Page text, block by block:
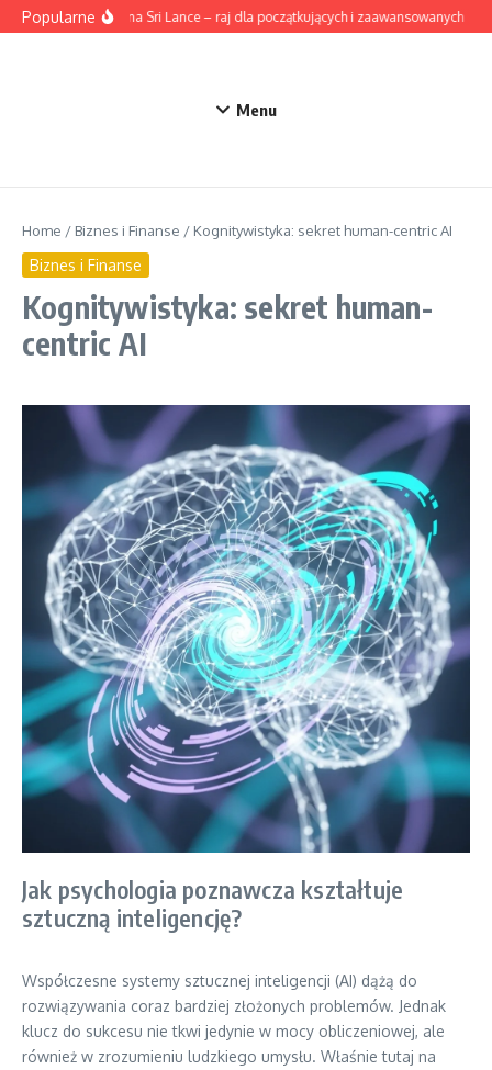
Przejdź do treści
PopularneSurfing na Sri Lance – raj dla początkujących i zaawansowanych
Menu
Home / Biznes i Finanse / Kognitywistyka: sekret human-centric AI
Biznes i Finanse
Kognitywistyka: sekret human-
centric AI
Jak psychologia poznawcza kształtuje
sztuczną inteligencję?
Współczesne systemy sztucznej inteligencji (AI) dążą do
rozwiązywania coraz bardziej złożonych problemów. Jednak
klucz do sukcesu nie tkwi jedynie w mocy obliczeniowej, ale
również w zrozumieniu ludzkiego umysłu. Właśnie tutaj na